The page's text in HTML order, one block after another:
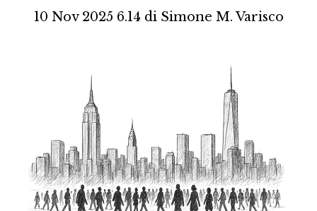
10 Nov 2025 6.14 di Simone M. Varisco